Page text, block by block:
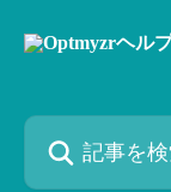
記事を検索...